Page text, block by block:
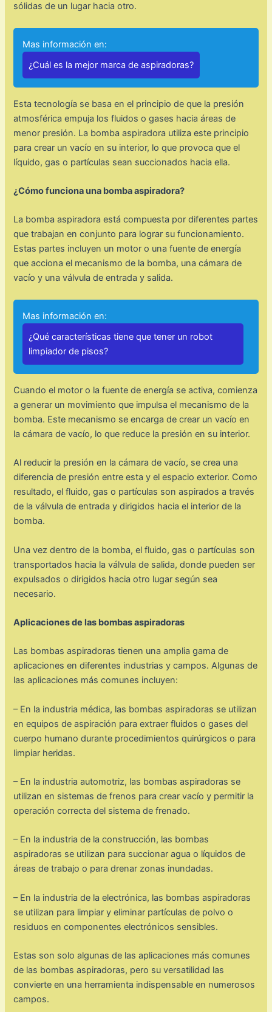
sólidas de un lugar hacia otro.
Mas información en:
¿Cuál es la mejor marca de aspiradoras?
Esta tecnología se basa en el principio de que la presión
atmosférica empuja los fluidos o gases hacia áreas de
menor presión. La bomba aspiradora utiliza este principio
para crear un vacío en su interior, lo que provoca que el
líquido, gas o partículas sean succionados hacia ella.
¿Cómo funciona una bomba aspiradora?
La bomba aspiradora está compuesta por diferentes partes
que trabajan en conjunto para lograr su funcionamiento.
Estas partes incluyen un motor o una fuente de energía
que acciona el mecanismo de la bomba, una cámara de
vacío y una válvula de entrada y salida.
Mas información en:
¿Qué características tiene que tener un robot
limpiador de pisos?
Cuando el motor o la fuente de energía se activa, comienza
a generar un movimiento que impulsa el mecanismo de la
bomba. Este mecanismo se encarga de crear un vacío en
la cámara de vacío, lo que reduce la presión en su interior.
Al reducir la presión en la cámara de vacío, se crea una
diferencia de presión entre esta y el espacio exterior. Como
resultado, el fluido, gas o partículas son aspirados a través
de la válvula de entrada y dirigidos hacia el interior de la
bomba.
Una vez dentro de la bomba, el fluido, gas o partículas son
transportados hacia la válvula de salida, donde pueden ser
expulsados o dirigidos hacia otro lugar según sea
necesario.
Aplicaciones de las bombas aspiradoras
Las bombas aspiradoras tienen una amplia gama de
aplicaciones en diferentes industrias y campos. Algunas de
las aplicaciones más comunes incluyen:
– En la industria médica, las bombas aspiradoras se utilizan
en equipos de aspiración para extraer fluidos o gases del
cuerpo humano durante procedimientos quirúrgicos o para
limpiar heridas.
– En la industria automotriz, las bombas aspiradoras se
utilizan en sistemas de frenos para crear vacío y permitir la
operación correcta del sistema de frenado.
– En la industria de la construcción, las bombas
aspiradoras se utilizan para succionar agua o líquidos de
áreas de trabajo o para drenar zonas inundadas.
– En la industria de la electrónica, las bombas aspiradoras
se utilizan para limpiar y eliminar partículas de polvo o
residuos en componentes electrónicos sensibles.
Estas son solo algunas de las aplicaciones más comunes
de las bombas aspiradoras, pero su versatilidad las
convierte en una herramienta indispensable en numerosos
campos.